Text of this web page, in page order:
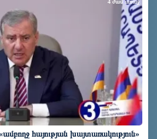
հայության խայտառակություն»
4 ժամ առաջ